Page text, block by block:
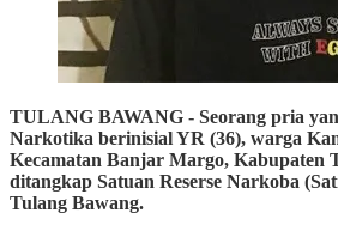
TULANG BAWANG - Seorang pria
Narkotika berinisial YR (36), warga
Kecamatan Banjar Margo, Kabupaten
ditangkap Satuan Reserse Narkoba
Tulang Bawang.